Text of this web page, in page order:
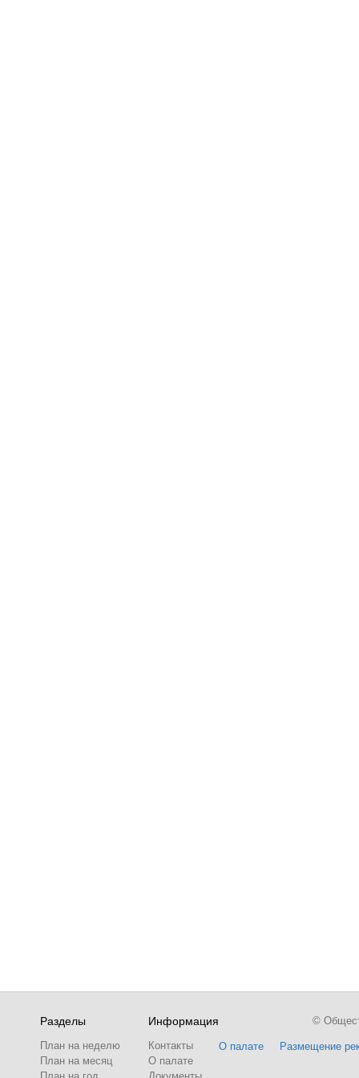
Разделы
План на неделю
План на месяц
Информация
Контакты
О палате
О палате Размещение
©